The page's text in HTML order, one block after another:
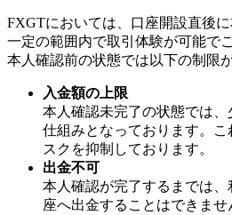
FXGTにおいては、口座開設直後に
一定の範囲内で取引体験が可能で
本人確認前の状態では以下の制限
入金額の上限
本人確認未完了の状態では
仕組みとなっております。こ
スクを抑制しております。
出金不可
本人確認が完了するまでは
座へ出金することはできま